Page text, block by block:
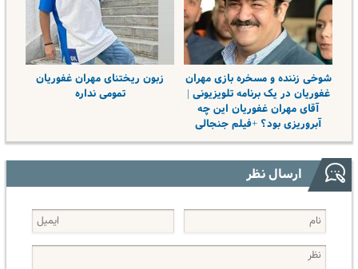
شوخی زننده و مسخره بازی مهران
غفوریان در یک برنامه تلویزیونی |
آقای مهران غفوریان این چه
آبروریزی بود؟ +فیلم جنجالی
زبون ریختنای مهران غفوریان
تمومی نداره
ارسال نظر